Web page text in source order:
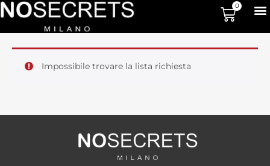
0
Impossibile trovare la lista richiesta